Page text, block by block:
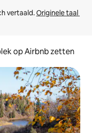
vertaald. Originele taal
op Airbnb zetten